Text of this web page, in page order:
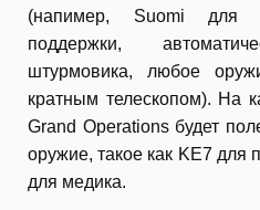
(напимер, Suomi для
поддержки,
штурмовика, любое
кратным телескопом). На
Grand Operations будет
оружие, такое как KE7 для
для медика.